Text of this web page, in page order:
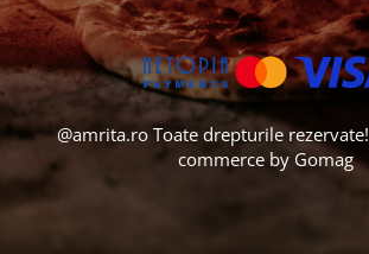
@amrita.ro Toate drepturile rezervate!
commerce by Gomag